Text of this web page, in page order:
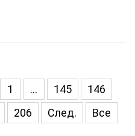
1 ... 145
146
206 След. Все